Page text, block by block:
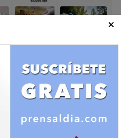
el campo, uno de los
la zona central de